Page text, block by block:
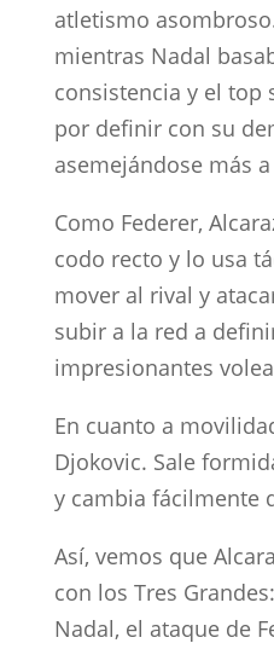
atletismo
mientras Nadal
consistencia y el top
por definir con su
asemejándose más
Como Federer,
codo recto y lo usa
mover al rival y
subir a la red a
impresionantes
En cuanto a
Djokovic. Sale
y cambia fácilmente
Así, vemos que
con los Tres
Nadal, el ataque de